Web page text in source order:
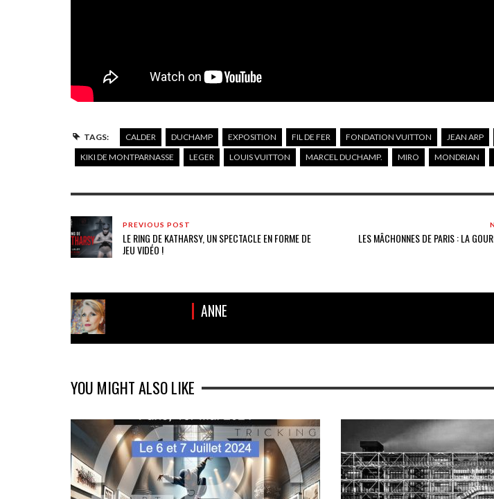
TAGS: CALDER DUCHAMP EXPOSITION FIL DE FER FONDATION VUITTON JEAN ARP
KIKI DE MONTPARNASSE
LEGER LOUIS VUITTON MARCEL DUCHAMP. MIRO MONDRIAN
PREVIOUS POST
LE RING DE KATHARSY, UN SPECTACLE EN FORME DE
JEU VIDÉO !
LES MÂCHONNES DE PARIS : LA
ANNE
YOU MIGHT ALSO LIKE